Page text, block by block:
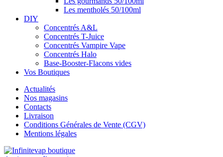
Les mentholés 50/100ml
DIY
Concentrés A&L
Concentrés T-Juice
Concentrés Vampire Vape
Concentrés Halo
Base-Booster-Flacons vides
Vos Boutiques
Actualités
Nos magasins
Contacts
Livraison
Conditions Générales de Vente (CGV)
Mentions légales